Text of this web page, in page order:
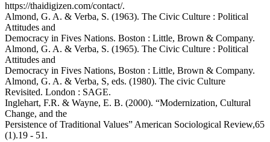
https://thaidigizen.com/contact/.
Almond, G. A. & Verba, S. (1963). The Civic Culture : Political
Attitudes and
Democracy in Fives Nations. Boston : Little, Brown & Company.
Almond, G. A. & Verba, S. (1965). The Civic Culture : Political
Attitudes and
Democracy in Fives Nations, Boston : Little, Brown & Company.
Almond, G. A. & Verba, S, eds. (1980). The civic Culture
Revisited. London : SAGE.
Inglehart, F.R. & Wayne, E. B. (2000). “Modernization, Cultural
Change, and the
Persistence of Traditional Values” American Sociological Review,65
(1).19 - 51.